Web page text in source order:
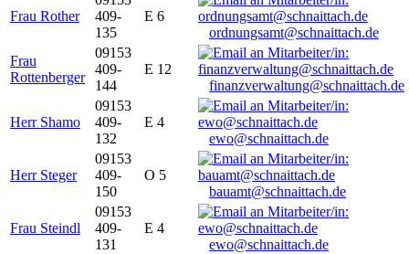
Frau Rother
409-
135
E 6
ordnungsamt@schnaittach.de
Frau
Rottenberger
09153
409-
144
E 12
finanzverwaltung@schnaittach.de
Herr Shamo
09153
409-
132
E 4
ewo@schnaittach.de
Herr Steger
09153
409-
150
O 5
bauamt@schnaittach.de
Frau Steindl
09153
409-
131
E 4
ewo@schnaittach.de